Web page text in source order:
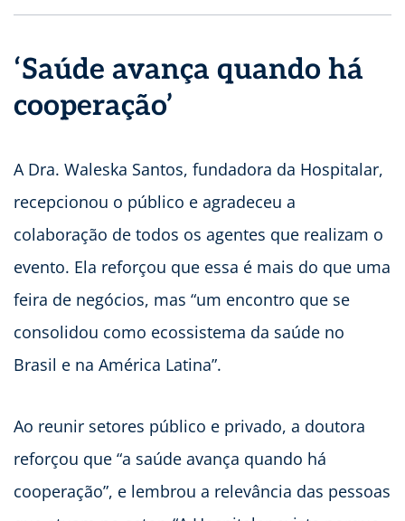
‘Saúde avança quando há
cooperação’
A Dra. Waleska Santos, fundadora da Hospitalar,
recepcionou o público e agradeceu a
colaboração de todos os agentes que realizam o
evento. Ela reforçou que essa é mais do que uma
feira de negócios, mas “um encontro que se
consolidou como ecossistema da saúde no
Brasil e na América Latina”.
Ao reunir setores público e privado, a doutora
reforçou que “a saúde avança quando há
cooperação”, e lembrou a relevância das pessoas